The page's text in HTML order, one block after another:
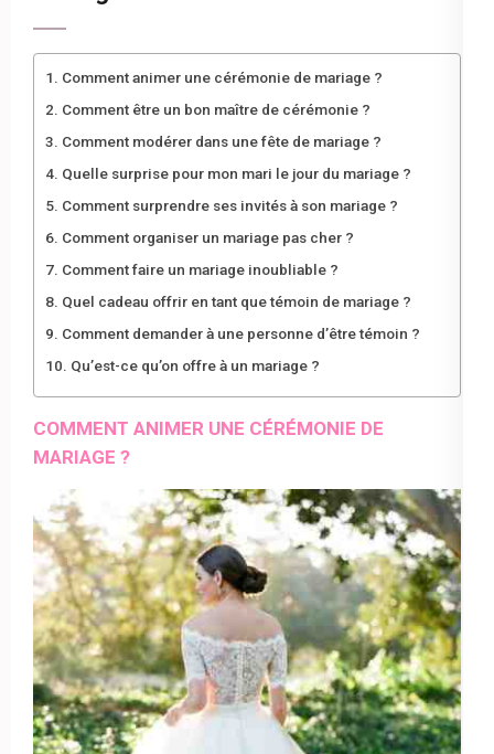
Comment animer une cérémonie de mariage ?
Comment être un bon maître de cérémonie ?
Comment modérer dans une fête de mariage ?
Quelle surprise pour mon mari le jour du mariage ?
Comment surprendre ses invités à son mariage ?
Comment organiser un mariage pas cher ?
Comment faire un mariage inoubliable ?
Quel cadeau offrir en tant que témoin de mariage ?
Comment demander à une personne d’être témoin ?
Qu’est-ce qu’on offre à un mariage ?
COMMENT ANIMER UNE CÉRÉMONIE DE
MARIAGE ?